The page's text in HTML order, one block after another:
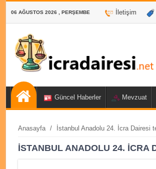
06 AĞUSTOS 2026 , PERŞEMBE İletişim
Güncel Haberler Mevzuat
Anasayfa / İstanbul Anadolu 24. İcra Dairesi
İSTANBUL ANADOLU 24. İCRA